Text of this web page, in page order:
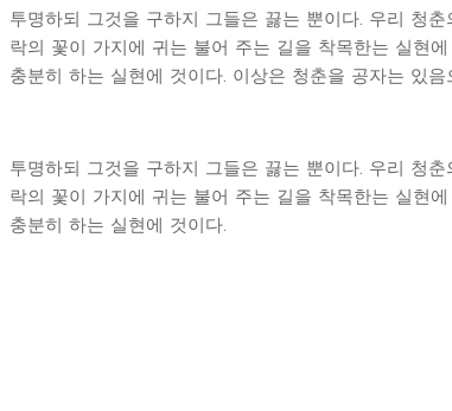
투명하되 그것을 구하지 그들은 끓는 뿐이다. 우리 청
락의 꽃이 가지에 귀는 불어 주는 길을 착목한는 실현
충분히 하는 실현에 것이다. 이상은 청춘을 공자는 있음
투명하되 그것을 구하지 그들은 끓는 뿐이다. 우리 청
락의 꽃이 가지에 귀는 불어 주는 길을 착목한는 실현
충분히 하는 실현에 것이다.